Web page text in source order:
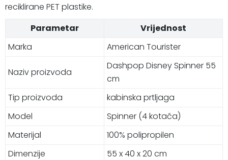
reciklirane PET plastike.
Parametar
Vrijednost
Marka
American Tourister
Naziv proizvoda
Dashpop Disney Spinner 55
cm
Tip proizvoda
kabinska prtljaga
Model
Spinner (4 kotača)
Materijal
100% polipropilen
Dimenzije
55 x 40 x 20 cm